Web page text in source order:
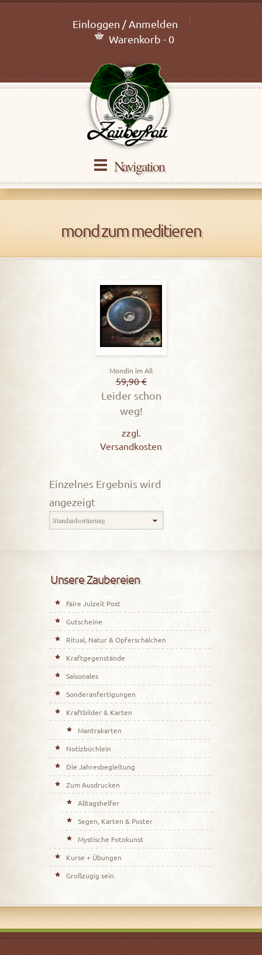
Einloggen / Anmelden
Warenkorb - 0
Navigation
mond zum meditieren
Mondin im All
59,90€
Leider schon
weg!
zzgl.
Versandkosten
Einzelnes Ergebnis wird
angezeigt
Unsere Zaubereien
Faire Julzeit Post
Gutscheine
Ritual, Natur & Opferschälchen
Kraftgegenstände
Saisonales
Sonderanfertigungen
Kraftbilder & Karten
Mantrakarten
Notizbüchlein
Die Jahresbegleitung
Zum Ausdrucken
Alltagshelfer
Segen, Karten & Poster
Mystische Fotokunst
Kurse + Übungen
Großzügig sein